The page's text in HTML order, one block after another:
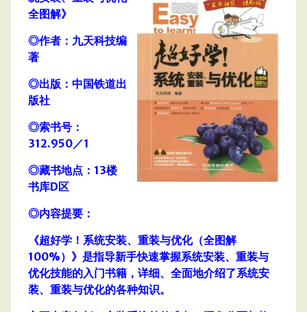
全图解》
◎作者：九天科技编
著
◎出版：中国铁道出
版社
◎索书号：
312.950／1
◎藏书地点：13楼
书库D区
◎内容提要：
《超好学！系统安装、重装与优化（全图解
100%）》是指导新手快速掌握系统安装、重装与
优化技能的入门书籍，详细、全面地介绍了系统安
装、重装与优化的各种知识。